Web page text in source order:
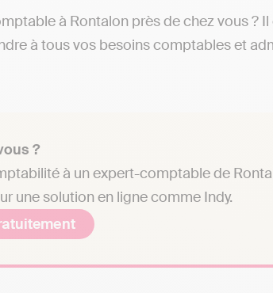
à Rontalon près de chez vous ?
à tous vos besoins comptables et
?
à un expert-comptable de
une solution en ligne comme Indy.